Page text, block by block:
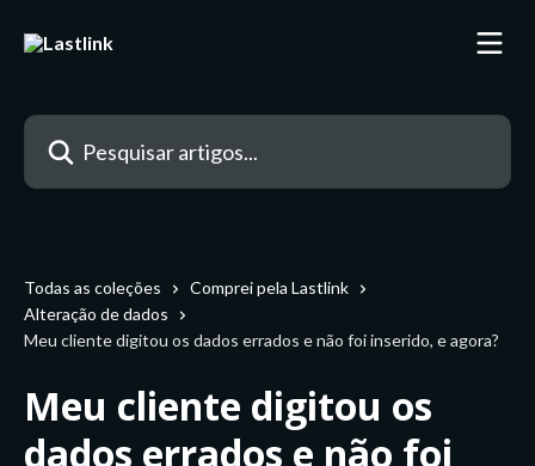
Pesquisar artigos...
Todas as coleções
Comprei pela Lastlink
Alteração de dados
Meu cliente digitou os dados errados e não foi inserido, e agora?
Meu cliente digitou os
dados errados e não foi